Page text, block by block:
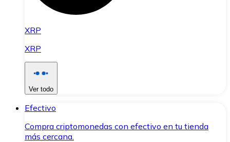
XRP
XRP
Ver todo
Efectivo
Compra criptomonedas con efectivo en tu tienda
más cercana.